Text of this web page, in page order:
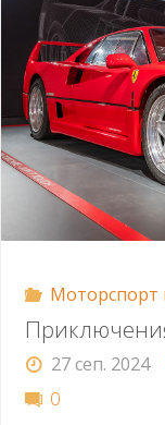
Моторспорт
27 сеп. 2024
0